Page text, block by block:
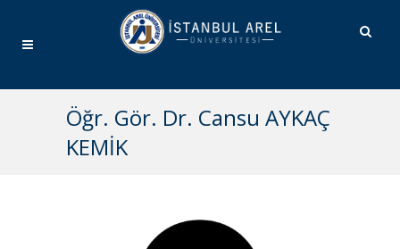
Öğr. Gör. Dr. Cansu AYKAÇ
KEMİK